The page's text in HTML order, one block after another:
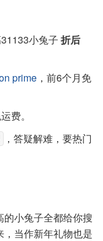
小兔子 折后
prime ，前6个月免
费。
，答疑解难，要热门
小兔子全都给你搜
当作新年礼物也是